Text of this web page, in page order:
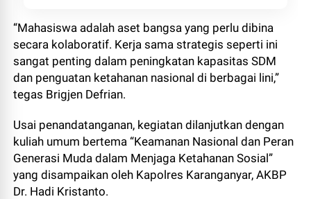
“Mahasiswa adalah aset bangsa yang perlu dibina
secara kolaboratif. Kerja sama strategis seperti ini
sangat penting dalam peningkatan kapasitas SDM
dan penguatan ketahanan nasional di berbagai lini,”
tegas Brigjen Defrian.
Usai penandatanganan, kegiatan dilanjutkan dengan
kuliah umum bertema “Keamanan Nasional dan Peran
Generasi Muda dalam Menjaga Ketahanan Sosial”
yang disampaikan oleh Kapolres Karanganyar, AKBP
Dr. Hadi Kristanto.